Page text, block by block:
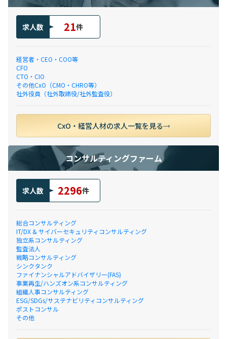
求人数 21件
経営者・CEO・COO等
CFO
CTO・CIO
その他CxO（CMO・CHRO等）
社外役員（社外取締役/社外監査役）
CxO・経営人材の求人一覧を見る
コンサルティングファーム
求人数 2296件
総合コンサルティング
IT/DX & サイバーセキュリティコンサルティング
独立系コンサルティング
監査法人
戦略コンサルティング
シンクタンク
ファイナンシャルアドバイザリー(FAS)
事業再生/ハンズオン系コンサルティング
組織人事コンサルティング
ESG/SDGs/サステナビリティコンサルティング
ポストコンサル
その他